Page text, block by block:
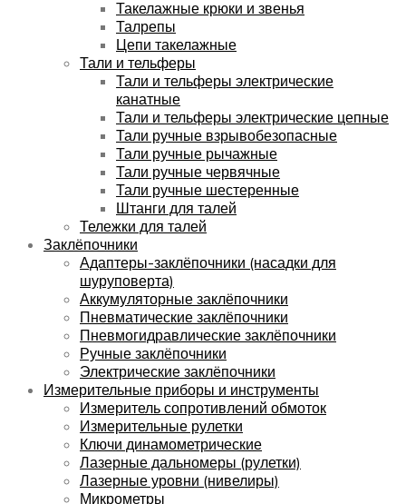
Такелажные крюки и звенья
Талрепы
Цепи такелажные
Тали и тельферы
Тали и тельферы электрические
канатные
Тали и тельферы электрические цепные
Тали ручные взрывобезопасные
Тали ручные рычажные
Тали ручные червячные
Тали ручные шестеренные
Штанги для талей
Тележки для талей
Заклёпочники
Адаптеры-заклёпочники (насадки для
шуруповерта)
Аккумуляторные заклёпочники
Пневматические заклёпочники
Пневмогидравлические заклёпочники
Ручные заклёпочники
Электрические заклёпочники
Измерительные приборы и инструменты
Измеритель сопротивлений обмоток
Измерительные рулетки
Ключи динамометрические
Лазерные дальномеры (рулетки)
Лазерные уровни (нивелиры)
Микрометры